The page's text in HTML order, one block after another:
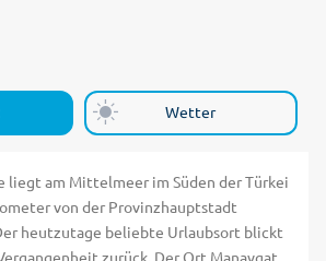
Wetter
liegt am Mittelmeer im Süden der Türkei
von der Provinzhauptstadt
heutzutage beliebte Urlaubsort blickt
zurück. Der Ort Manavgat